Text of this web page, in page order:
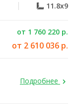
11.8x9
от 1 760 220 р.
от 2 610 036 р.
Подробнее